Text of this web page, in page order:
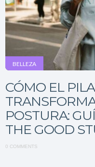
BELLEZA
CÓMO EL
POSTURA:
THE GOOD
0 COMMENTS